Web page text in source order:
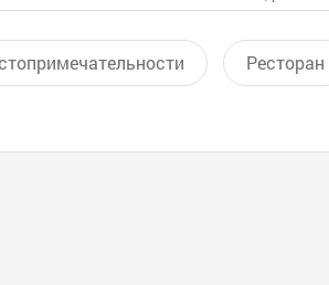
Ресторан